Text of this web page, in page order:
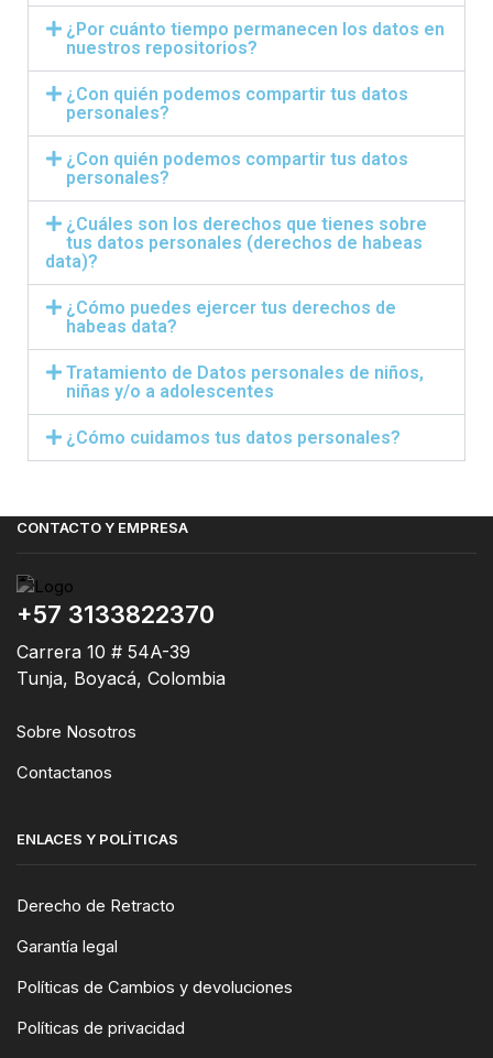
¿Por cuánto tiempo permanecen los datos en
nuestros repositorios?
¿Con quién podemos compartir tus datos
personales?
¿Con quién podemos compartir tus datos
personales?
¿Cuáles son los derechos que tienes sobre
tus datos personales (derechos de habeas
data)?
¿Cómo puedes ejercer tus derechos de
habeas data?
Tratamiento de Datos personales de niños,
niñas y/o a adolescentes
¿Cómo cuidamos tus datos personales?
CONTACTO Y EMPRESA
+57 3133822370
Carrera 10 # 54A-39
Tunja, Boyacá, Colombia
Sobre Nosotros
Contactanos
ENLACES Y POLÍTICAS
Derecho de Retracto
Garantía legal
Políticas de Cambios y devoluciones
Políticas de privacidad